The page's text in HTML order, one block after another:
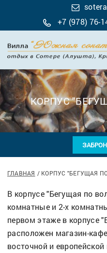
+7 (978) 76-
КОРПУС
ГЛАВНАЯ КОРПУС "БЕГУЩАЯ
В корпусе "Бегущая по
комнатные и 2-х
первом этаже в корпусе
расположен магазин-
восточной и